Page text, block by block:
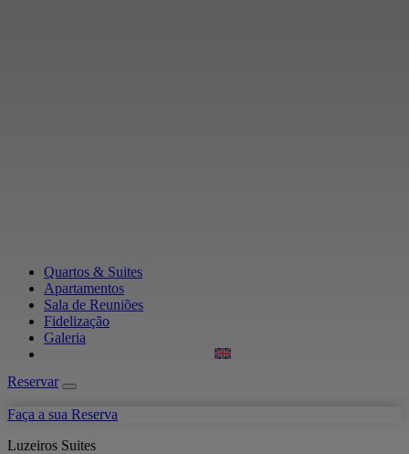
Quartos & Suites
Apartamentos
Sala de Reuniões
Fidelização
Galeria
Reservar
Faça a sua Reserva
Luzeiros Suites